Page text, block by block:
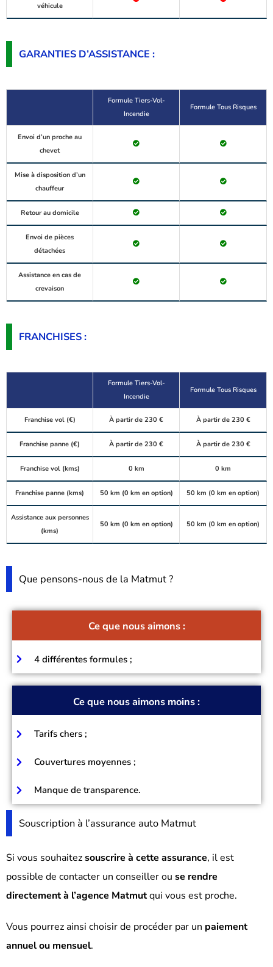
véhicule
GARANTIES D’ASSISTANCE :
Formule Tiers-Vol-
Incendie
Formule Tous Risques
Envoi d’un proche au
chevet
Mise à disposition d’un
chauffeur
Retour au domicile
Envoi de pièces
détachées
Assistance en cas de
crevaison
FRANCHISES :
Formule Tiers-Vol-
Incendie
Formule Tous Risques
Franchise vol (€) À partir de 230 € À partir de 230 €
Franchise panne (€) À partir de 230 € À partir de 230 €
Franchise vol (kms) 0 km 0 km
Franchise panne (kms) 50 km (0 km en option) 50 km (0 km en option)
Assistance aux personnes
(kms)
50 km (0 km en option) 50 km (0 km en option)
Que pensons-nous de la Matmut ?
Ce que nous aimons :
4 différentes formules ;
Ce que nous aimons moins :
Tarifs chers ;
Couvertures moyennes ;
Manque de transparence.
Souscription à l’assurance auto Matmut
Si vous souhaitezsouscrire à cette assurance, il est
possible de contacter un conseiller ou se rendre
directement à l’agence Matmutqui vous est proche.
Vous pourrez ainsi choisir de procéder par un paiement
annuel ou mensuel.